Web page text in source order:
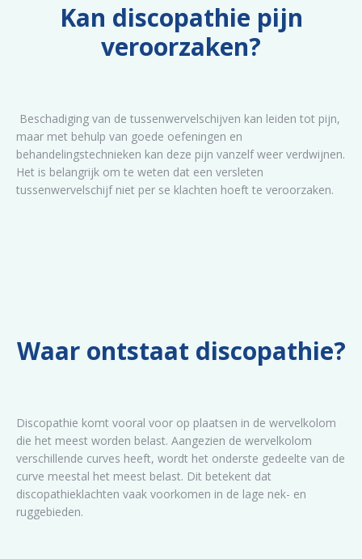
Kan discopathie pijn
veroorzaken?
Beschadiging van de tussenwervelschijven kan leiden tot pijn,
maar met behulp van goede oefeningen en
behandelingstechnieken kan deze pijn vanzelf weer verdwijnen.
Het is belangrijk om te weten dat een versleten
tussenwervelschijf niet per se klachten hoeft te veroorzaken.
Waar ontstaat discopathie?
Discopathie komt vooral voor op plaatsen in de wervelkolom
die het meest worden belast. Aangezien de wervelkolom
verschillende curves heeft, wordt het onderste gedeelte van de
curve meestal het meest belast. Dit betekent dat
discopathieklachten vaak voorkomen in de lage nek- en
ruggebieden.